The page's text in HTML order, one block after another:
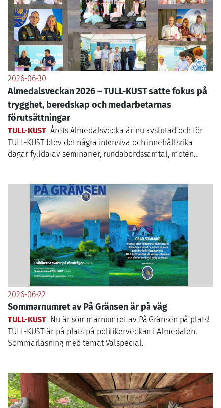
2026-06-30
Almedalsveckan 2026 – TULL-KUST satte fokus på
trygghet, beredskap och medarbetarnas
förutsättningar
TULL-KUST Årets Almedalsvecka är nu avslutad och för
TULL-KUST blev det några intensiva och innehållsrika
dagar fyllda av seminarier, rundabordssamtal, möten…
2026-06-22
Sommarnumret av På Gränsen är på väg
TULL-KUST Nu är sommarnumret av På Gränsen på plats!
TULL-KUST är på plats på politikerveckan i Almedalen.
Sommarläsning med temat Valspecial.